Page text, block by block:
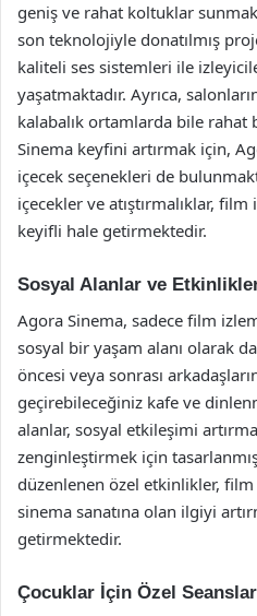
geniş ve rahat koltuklar
son teknolojiyle donatılmış
kaliteli ses sistemleri ile
yaşatmaktadır. Ayrıca,
kalabalık ortamlarda bile rahat
Sinema keyfini artırmak için,
içecek seçenekleri de
içecekler ve atıştırmalıklar,
keyifli hale getirmektedir.
Sosyal Alanlar ve
Agora Sinema, sadece film
sosyal bir yaşam alanı olarak
öncesi veya sonrası
geçirebileceğiniz kafe ve
alanlar, sosyal etkileşimi
zenginleştirmek için
düzenlenen özel etkinlikler,
sinema sanatına olan ilgiyi
getirmektedir.
Çocuklar İçin Özel Seanslar